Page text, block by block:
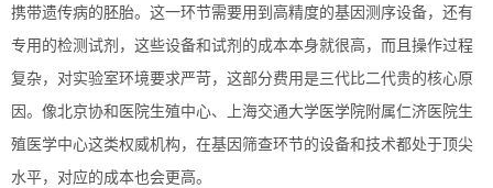
携带遗传病的胚胎。这一环节需要用到高精度的基因测序设备，还有
专用的检测试剂，这些设备和试剂的成本本身就很高，而且操作过程
复杂，对实验室环境要求严苛，这部分费用是三代比二代贵的核心原
因。像北京协和医院生殖中心、上海交通大学医学院附属仁济医院生
殖医学中心这类权威机构，在基因筛查环节的设备和技术都处于顶尖
水平，对应的成本也会更高。